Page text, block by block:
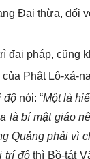
Đại thừa, đối
đại pháp, cũng
Phật Lô-xá-
độnói: “Một là
là bí mật giáo
Quảng phải vì
trí độthì Bồ-tát